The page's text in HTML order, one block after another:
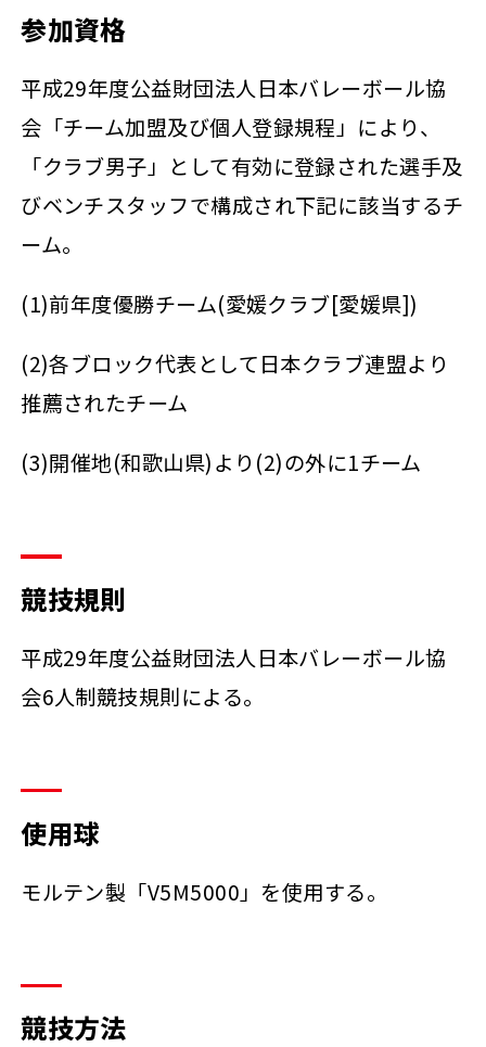
参加資格
平成29年度公益財団法人日本バレーボール協
会「チーム加盟及び個人登録規程」により、
「クラブ男子」として有効に登録された選手及
びベンチスタッフで構成され下記に該当するチ
ーム。
(1)前年度優勝チーム(愛媛クラブ[愛媛県])
(2)各ブロック代表として日本クラブ連盟より
推薦されたチーム
(3)開催地(和歌山県)より(2)の外に1チーム
競技規則
平成29年度公益財団法人日本バレーボール協
会6人制競技規則による。
使用球
モルテン製「V5M5000」を使用する。
競技方法